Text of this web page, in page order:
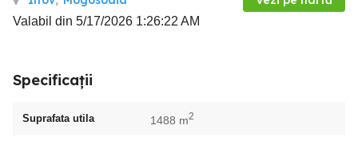
Valabil din 5/17/2026 1:26:22 AM
Specificații
Suprafata utila 1488 m2